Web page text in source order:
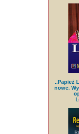
..Papież
nowe.